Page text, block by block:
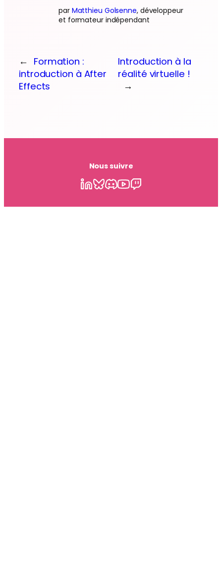
par Matthieu Golsenne, développeur
et formateur indépendant
← Formation :
introduction à After
Effects
Introduction à la
réalité virtuelle !
→
Nous suivre